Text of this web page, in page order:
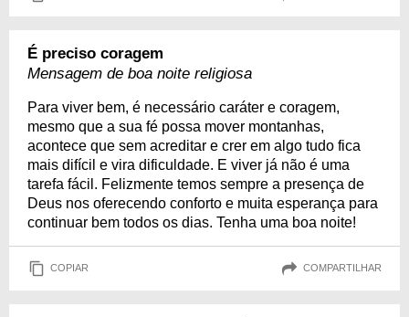
É preciso coragem
Mensagem de boa noite religiosa
Para viver bem, é necessário caráter e coragem,
mesmo que a sua fé possa mover montanhas,
acontece que sem acreditar e crer em algo tudo fica
mais difícil e vira dificuldade. E viver já não é uma
tarefa fácil. Felizmente temos sempre a presença de
Deus nos oferecendo conforto e muita esperança para
continuar bem todos os dias. Tenha uma boa noite!
COPIAR COMPARTILHAR